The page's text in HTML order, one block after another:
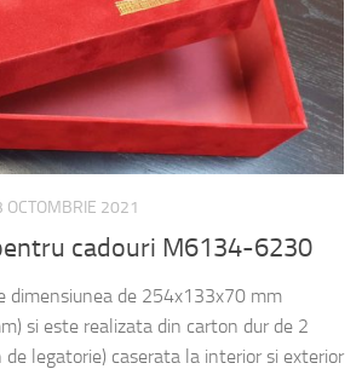
OCTOMBRIE 2021
cadouri M6134-6230
dimensiunea de 254x133x70 mm
si este realizata din carton dur de 2
de legatorie) caserata la interior si exterior